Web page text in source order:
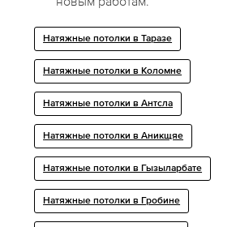
Натяжные потолки в Таразе
Натяжные потолки в Коломне
Натяжные потолки в Антсла
Натяжные потолки в Аникщяе
Натяжные потолки в Гызыларбате
Натяжные потолки в Гробине